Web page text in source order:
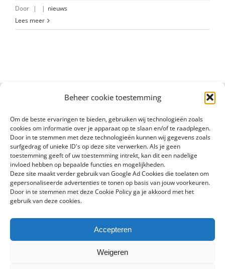
Beheer cookie toestemming
Om de beste ervaringen te bieden, gebruiken wij technologieën zoals
cookies om informatie over je apparaat op te slaan en/of te raadplegen.
Door in te stemmen met deze technologieën kunnen wij gegevens zoals
surfgedrag of unieke ID's op deze site verwerken. Als je geen
toestemming geeft of uw toestemming intrekt, kan dit een nadelige
invloed hebben op bepaalde functies en mogelijkheden.
Deze site maakt verder gebruik van Google Ad Cookies die toelaten om
gepersonaliseerde advertenties te tonen op basis van jouw voorkeuren.
Door in te stemmen met deze Cookie Policy ga je akkoord met het
gebruik van deze cookies.
Accepteren
Weigeren
Door | | nieuws
Lees meer
Copyright 2016 - 2024 Sylvain Goldberg | All Rights Reserved |